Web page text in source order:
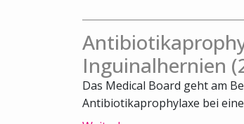
Inguinalhernien
Das Medical Board geht am
Antibiotikaprophylaxe bei